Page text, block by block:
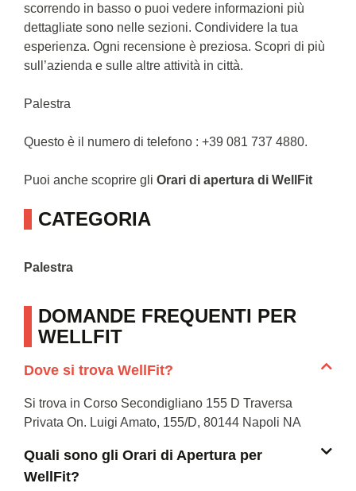
scorrendo in basso o puoi vedere informazioni più
dettagliate sono nelle sezioni. Condividere la tua
esperienza. Ogni recensione è preziosa. Scopri di più
sull’azienda e sulle altre attività in città.
Palestra
Questo è il numero di telefono : +39 081 737 4880.
Puoi anche scoprire gli Orari di apertura di WellFit
CATEGORIA
Palestra
DOMANDE FREQUENTI PER
WELLFIT
Dove si trova WellFit?
Si trova in Corso Secondigliano 155 D Traversa
Privata On. Luigi Amato, 155/D, 80144 Napoli NA
Quali sono gli Orari di Apertura per
WellFit?